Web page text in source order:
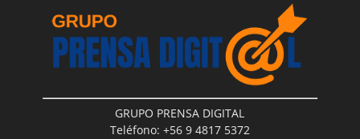
GRUPO PRENSA DIGITAL
Teléfono: +56 9 4817 5372